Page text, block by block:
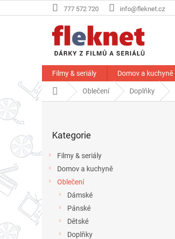
na
777 572 720 info@fleknet.cz
Filmy & seriály Domov a kuchyně
Domů Oblečení Doplňky
r
p
a
kategorie
Kategorie
Filmy & seriály
Domov a kuchyně
Oblečení
Dámské
Pánské
Dětské
Doplňky